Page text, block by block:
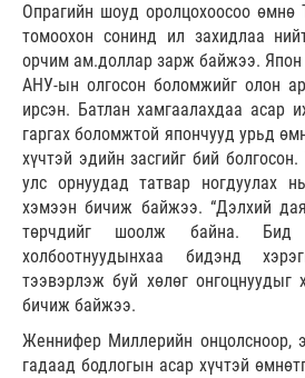
Опрагийн шоуд оролцохоосоо
томоохон сонинд ил захидлаа
орчим ам.доллар зарж байжээ. Япон
АНУ-ын олгосон боломжийг олон
ирсэн. Батлан хамгаалахдаа асар
гаргах боломжтой япончууд урьд
хүчтэй эдийн засгийг бий
улс орнуудад татвар ногдуулах
хэмээн бичиж байжээ. “Дэлхий
төрчдийг шоолж байна. Бид
холбоотнуудынхаа бидэнд
тээвэрлэж буй хөлөг онгоцнуудыг
бичиж байжээ.
Женнифер Миллерийн онцолсноор,
гадаад бодлогын асар хүчтэй